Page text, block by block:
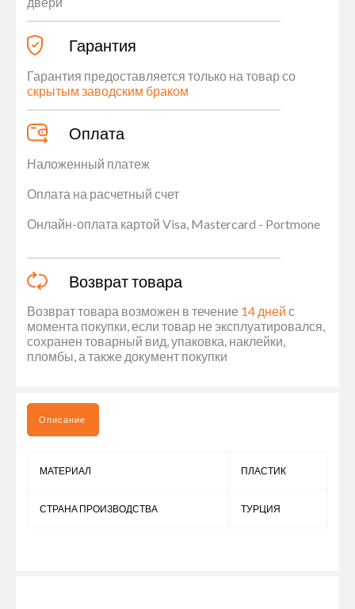
Гарантия
Гарантия предоставляется только на товар со
скрытым заводским браком
Оплата
Наложенный платеж
Оплата на расчетный счет
Онлайн-оплата картой Visa, Mastercard - Portmone
Возврат товара
Возврат товара возможен в течение 14 дней с
момента покупки, если товар не эксплуатировался,
сохранен товарный вид, упаковка, наклейки,
пломбы, а также документ покупки
Описание
МАТЕРИАЛ ПЛАСТИК
СТРАНА ПРОИЗВОДСТВА ТУРЦИЯ